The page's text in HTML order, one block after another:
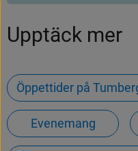
Upptäck mer
Öppettider på
Evenemang